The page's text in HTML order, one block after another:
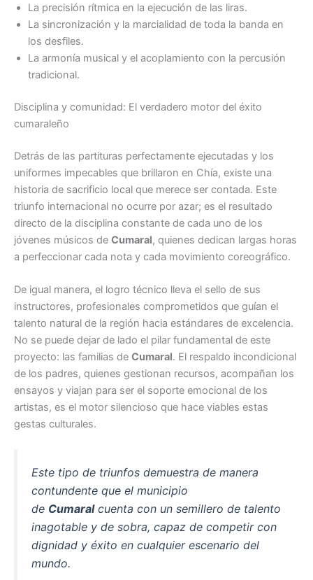
La precisión rítmica en la ejecución de las liras.
La sincronización y la marcialidad de toda la banda en
los desfiles.
La armonía musical y el acoplamiento con la percusión
tradicional.
Disciplina y comunidad: El verdadero motor del éxito
cumaraleño
Detrás de las partituras perfectamente ejecutadas y los
uniformes impecables que brillaron en Chía, existe una
historia de sacrificio local que merece ser contada. Este
triunfo internacional no ocurre por azar; es el resultado
directo de la disciplina constante de cada uno de los
jóvenes músicos de Cumaral, quienes dedican largas horas
a perfeccionar cada nota y cada movimiento coreográfico.
De igual manera, el logro técnico lleva el sello de sus
instructores, profesionales comprometidos que guían el
talento natural de la región hacia estándares de excelencia.
No se puede dejar de lado el pilar fundamental de este
proyecto: las familias de Cumaral. El respaldo incondicional
de los padres, quienes gestionan recursos, acompañan los
ensayos y viajan para ser el soporte emocional de los
artistas, es el motor silencioso que hace viables estas
gestas culturales.
Este tipo de triunfos demuestra de manera
contundente que el municipio
de Cumaralcuenta con un semillero de talento
inagotable y de sobra, capaz de competir con
dignidad y éxito en cualquier escenario del
mundo.